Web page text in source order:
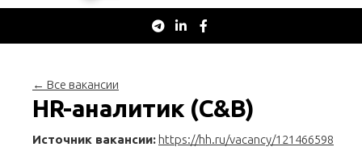
← Все вакансии
HR-аналитик (C&B)
Источник вакансии: https://hh.ru/vacancy/121466598